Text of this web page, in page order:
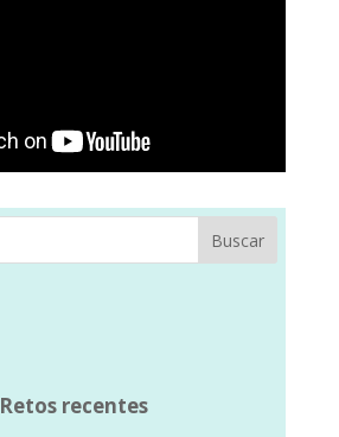
Buscar
Retos recentes